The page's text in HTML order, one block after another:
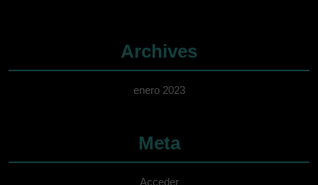
Archives
enero 2023
Meta
Acceder